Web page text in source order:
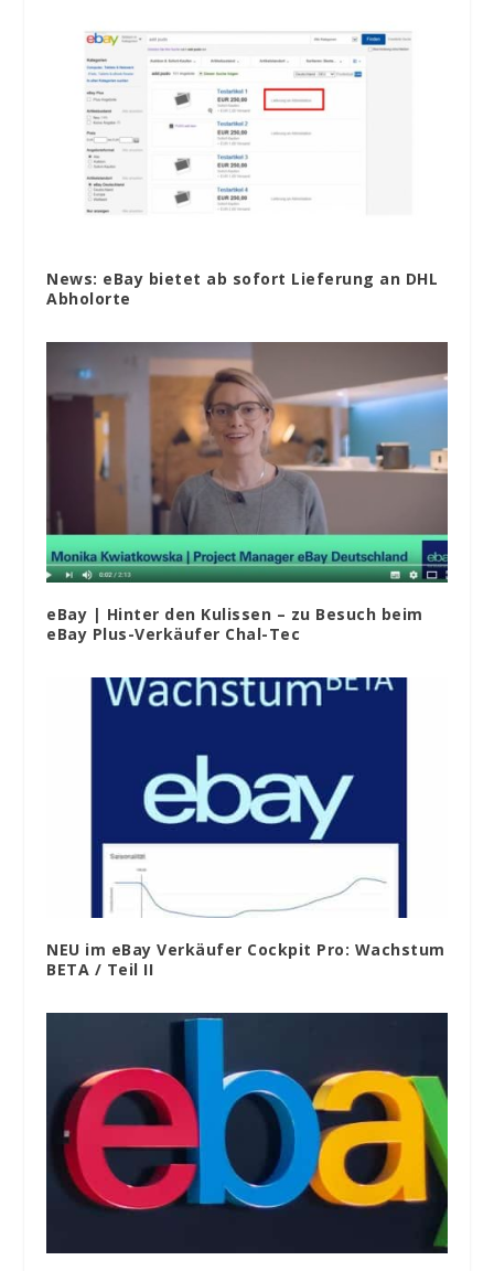
News: eBay bietet ab sofort Lieferung an DHL
Abholorte
eBay | Hinter den Kulissen – zu Besuch beim
eBay Plus-Verkäufer Chal-Tec
NEU im eBay Verkäufer Cockpit Pro: Wachstum
BETA / Teil II